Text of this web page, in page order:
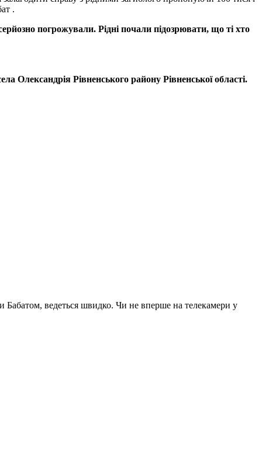
.
погрожували. Рідні почали підозрювати, що ті хто
Олександрія Рівненського району Рівненської області.
Бабатом, ведеться швидко. Чи не вперше на телекамери у